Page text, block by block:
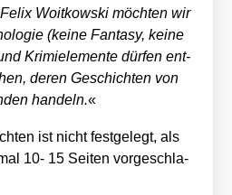
Woit­kow­ski möch­ten wir
(kei­ne Fan­ta­sy, kei­ne
Kri­mi­ele­men­te dür­fen ent­
deren Geschich­ten von
han­deln.«
ist nicht fest­ge­legt, als
10- 15 Sei­ten vor­ge­schla­